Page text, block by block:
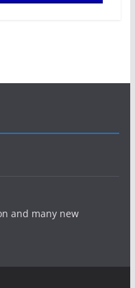
and many new